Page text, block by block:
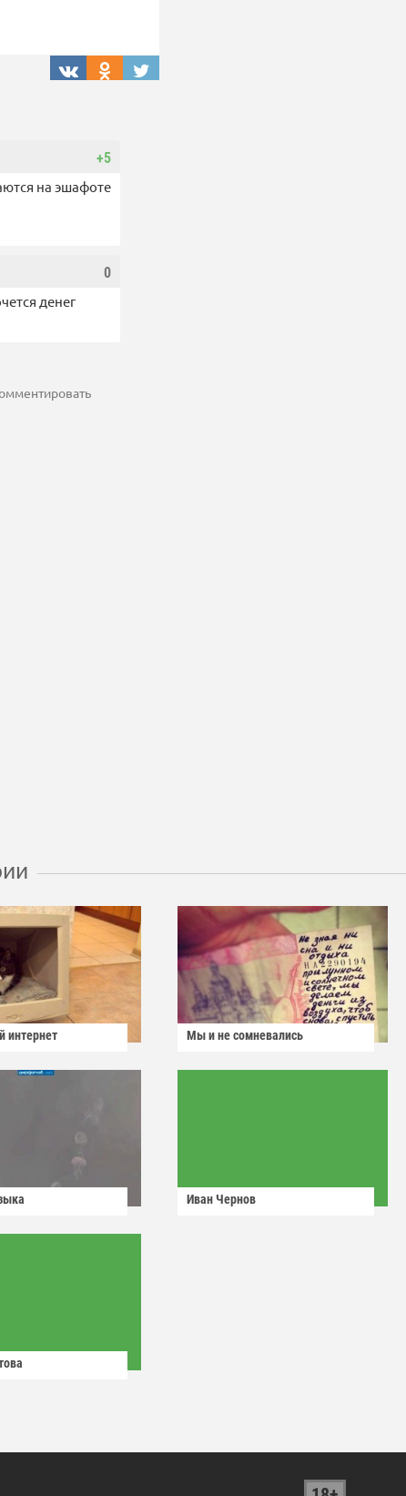
+5
на эшафоте
0
денег
интернет Мы и не сомневались
Иван Чернов